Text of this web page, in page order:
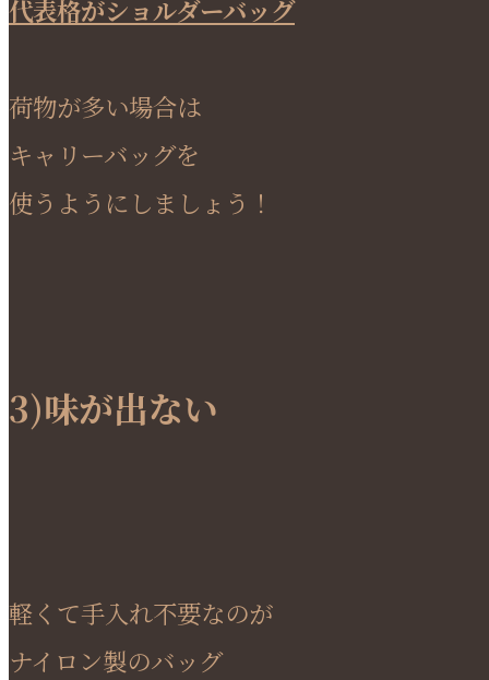
代表格がショルダーバッグ
荷物が多い場合は
キャリーバッグを
使うようにしましょう！
3)味が出ない
軽くて手入れ不要なのが
ナイロン製のバッグ